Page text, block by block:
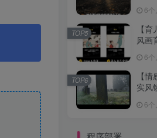
6个
【
风画
6个
TOP5
【
实风
6个
TOP6